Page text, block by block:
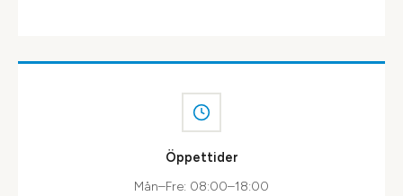
Öppettider
Mån–Fre: 08:00–18:00